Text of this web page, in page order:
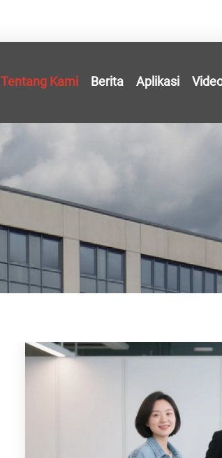
Tentang Kami Berita Aplikasi